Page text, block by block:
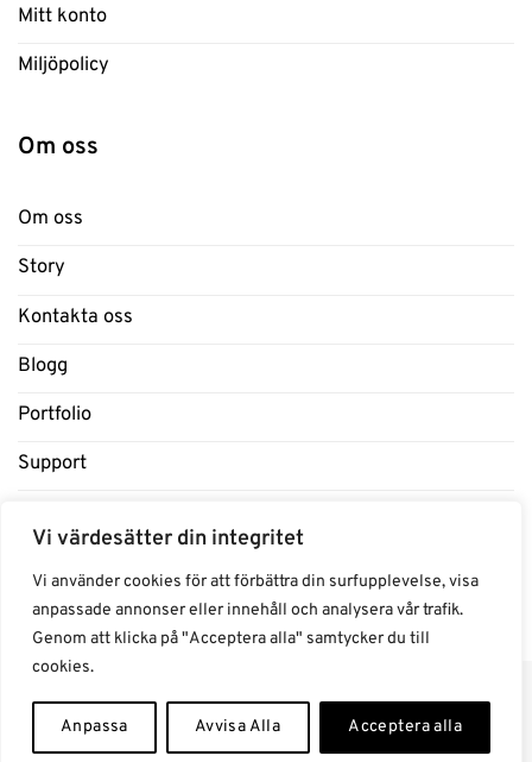
Vi värdesätter din integritet
Vi använder cookies för att förbättra din surfupplevelse, visa
anpassade annonser eller innehåll och analysera vår trafik.
Genom att klicka på "Acceptera alla" samtycker du till
cookies.
Anpassa Avvisa Alla Acceptera alla
Mitt konto
Miljöpolicy
Om oss
Om oss
Story
Kontakta oss
Blogg
Portfolio
Support